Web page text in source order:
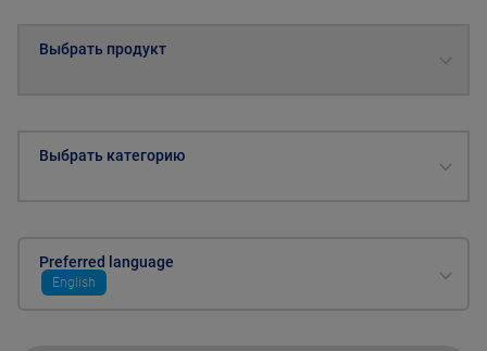
Выбрать продукт
Выбрать категорию
Preferred language
English